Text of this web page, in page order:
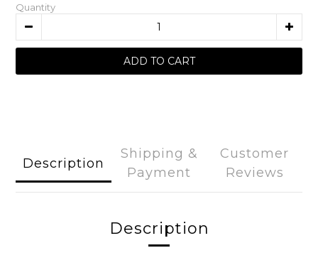
Quantity
ADD TO CART
Description
Shipping &
Payment
Customer
Reviews
Description